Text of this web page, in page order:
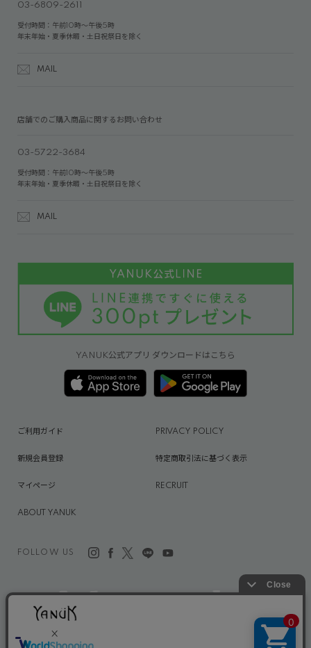
03-6809-2611
受付時間：午前10時～午後5時
年末年始・夏季休暇・土日祝祭日を除く
MAIL
店舗でのご購入商品に関するお問い合わせ
03-5722-3684
受付時間：午前10時～午後5時
年末年始・夏季休暇・土日祝祭日を除く
MAIL
YANUK公式アプリ ダウンロードはこちら
FOLLOW US
ご利用ガイド PRIVACY POLICY
新規会員登録 特定商取引法に基づく表示
マイページ RECRUIT
ABOUT YANUK